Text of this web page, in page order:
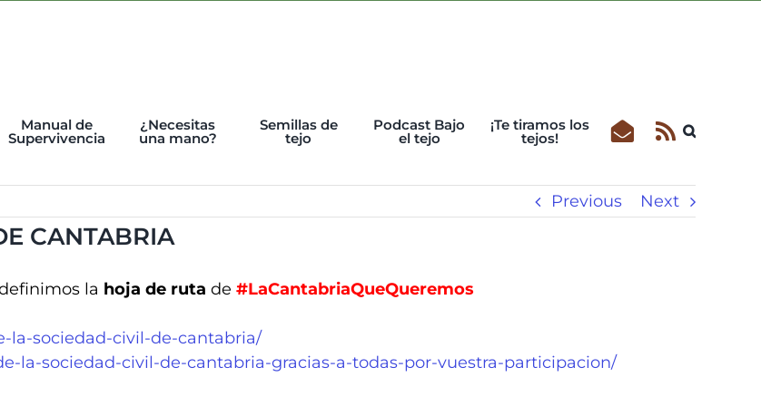
Manual de
Supervivencia
¿Necesitas
una mano?
Semillas de
tejo
Podcast Bajo
el tejo
¡Te tiramos los
tejos!
Previous Next
CANTABRIA
la hoja de ruta de #LaCantabriaQueQueremos
la-sociedad-civil-de-cantabria/
la-sociedad-civil-de-cantabria-gracias-a-todas-por-vuestra-participacion/